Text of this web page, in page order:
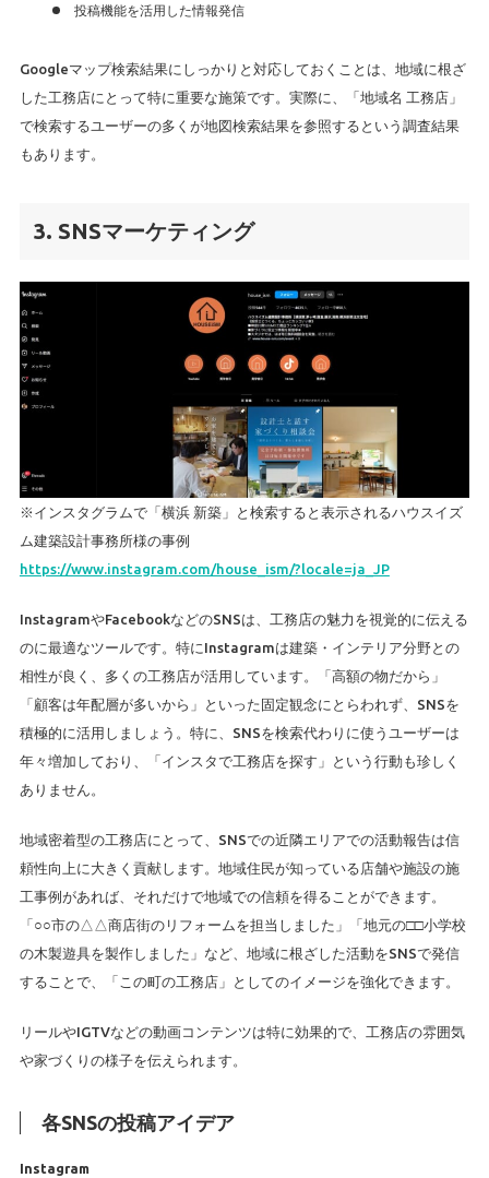
投稿機能を活用した情報発信
Googleマップ検索結果にしっかりと対応しておくことは、地域に根ざ
した工務店にとって特に重要な施策です。実際に、「地域名 工務店」
で検索するユーザーの多くが地図検索結果を参照するという調査結果
もあります。
3. SNSマーケティング
※インスタグラムで「横浜 新築」と検索すると表示されるハウスイズ
ム建築設計事務所様の事例
https://www.instagram.com/house_ism/?locale=ja_JP
InstagramやFacebookなどのSNSは、工務店の魅力を視覚的に伝える
のに最適なツールです。特にInstagramは建築・インテリア分野との
相性が良く、多くの工務店が活用しています。「高額の物だから」
「顧客は年配層が多いから」といった固定観念にとらわれず、SNSを
積極的に活用しましょう。特に、SNSを検索代わりに使うユーザーは
年々増加しており、「インスタで工務店を探す」という行動も珍しく
ありません。
地域密着型の工務店にとって、SNSでの近隣エリアでの活動報告は信
頼性向上に大きく貢献します。地域住民が知っている店舗や施設の施
工事例があれば、それだけで地域での信頼を得ることができます。
「○○市の△△商店街のリフォームを担当しました」「地元の□□小学校
の木製遊具を製作しました」など、地域に根ざした活動をSNSで発信
することで、「この町の工務店」としてのイメージを強化できます。
リールやIGTVなどの動画コンテンツは特に効果的で、工務店の雰囲気
や家づくりの様子を伝えられます。
各SNSの投稿アイデア
Instagram